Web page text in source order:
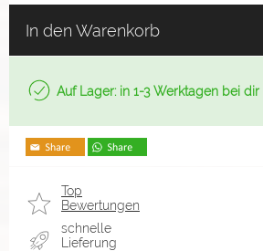
In den Warenkorb
Auf Lager: in 1-3 Werktagen bei dir
Top
Bewertungen
schnelle
Lieferung